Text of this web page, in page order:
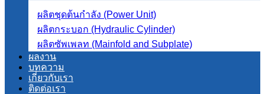
ผลิตชุดต้นกำลัง (Power Unit)
ผลิตกระบอก (Hydraulic Cylinder)
ผลิตซัพเพลท (Mainfold and Subplate)
ผลงาน
บทความ
เกี่ยวกับเรา
ติดต่อเรา